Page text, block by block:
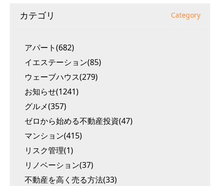
カテゴリ Category
アパート(682)
イエステーション(85)
ウェーブハウス(279)
お知らせ(1241)
グルメ(357)
ゼロから始める不動産投資(47)
マンション(415)
リスク管理(1)
リノベーション(37)
不動産を高く売る方法(33)